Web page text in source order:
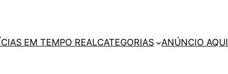
EM TEMPO REALCATEGORIAS ANÚNCIO AQUI